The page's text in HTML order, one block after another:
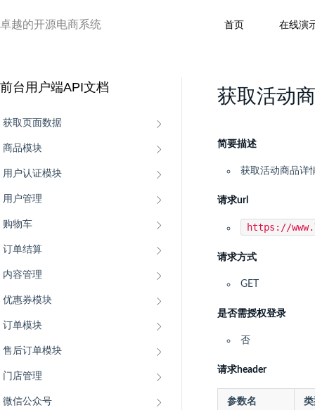
卓越的开源电商系统 首页 在线演
前台用户端API文档
获取页面数据
商品模块
用户认证模块
用户管理
购物车
订单结算
内容管理
优惠券模块
订单模块
售后订单模块
门店管理
微信公众号
获取活动
简要描述
获取活动商品详
请求url
https://
请求方式
GET
是否需授权登录
否
请求header
参数名